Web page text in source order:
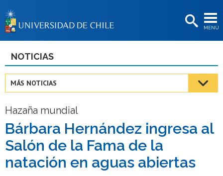
MENÚ
BIBLIOTECAS
Estudiantes
Funcionarias/os
Egresadas/os
NOTICIAS
MÁS NOTICIAS
Hazaña mundial
Bárbara Hernández ingresa al
Salón de la Fama de la
natación en aguas abiertas